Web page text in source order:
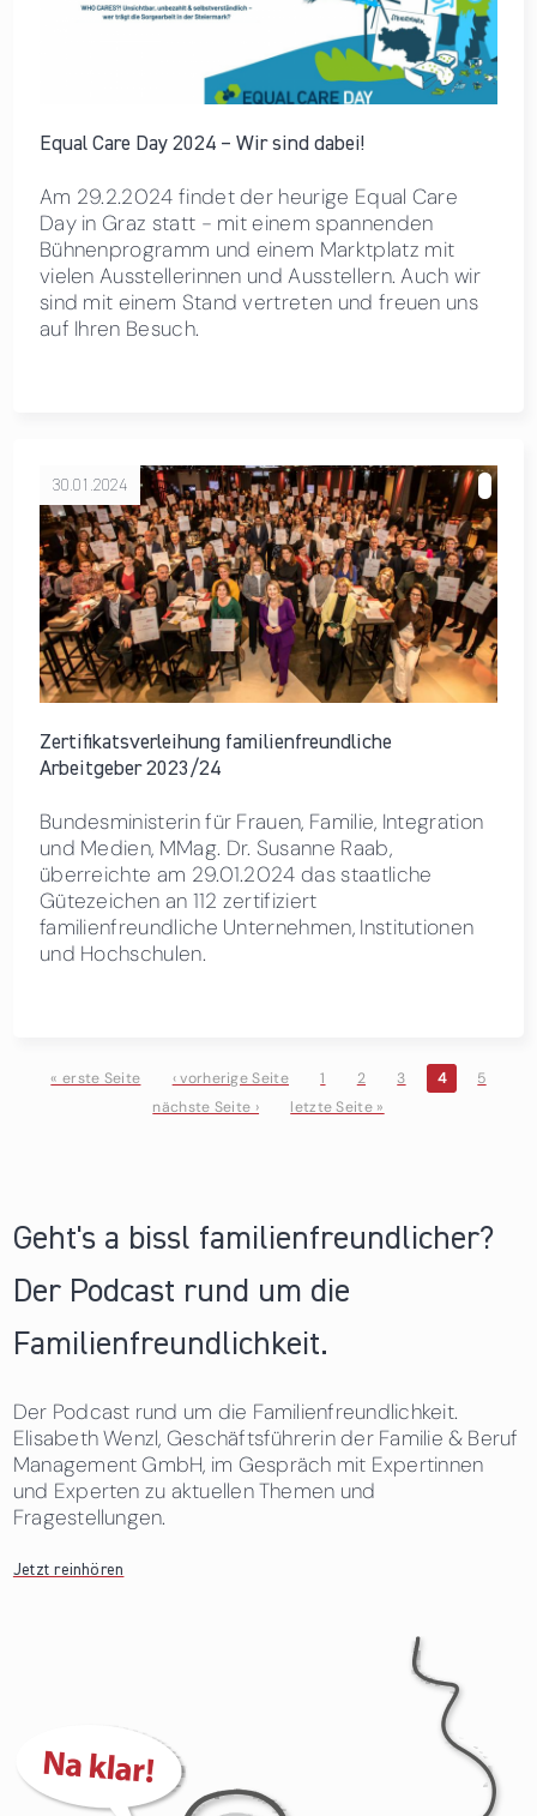
Equal Care Day 2024 – Wir sind dabei!
Am 29.2.2024 findet der heurige Equal Care
Day in Graz statt - mit einem spannenden
Bühnenprogramm und einem Marktplatz mit
vielen Ausstellerinnen und Ausstellern. Auch wir
sind mit einem Stand vertreten und freuen uns
auf Ihren Besuch.
Zertifikatsverleihung familienfreundliche
Arbeitgeber 2023/24
30.01.2024
Bundesministerin für Frauen, Familie, Integration
und Medien, MMag. Dr. Susanne Raab,
überreichte am 29.01.2024 das staatliche
Gütezeichen an 112 zertifiziert
familienfreundliche Unternehmen, Institutionen
und Hochschulen.
« erste Seite ‹ vorherige Seite 1 2 3 4
5
nächste Seite ›
letzte Seite »
Geht's a bissl familienfreundlicher?
Der Podcast rund um die
Familienfreundlichkeit.
Der Podcast rund um die Familienfreundlichkeit.
Elisabeth Wenzl, Geschäftsführerin der Familie & Beruf
Management GmbH, im Gespräch mit Expertinnen
und Experten zu aktuellen Themen und
Fragestellungen.
Jetzt reinhören